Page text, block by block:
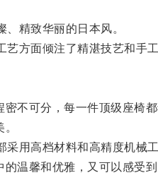
精致华丽的日本风。
方面倾注了精湛技艺和手工
可分，每一件顶级座椅都
高档材料和高精度机械工
馨和优雅，又可以感受到